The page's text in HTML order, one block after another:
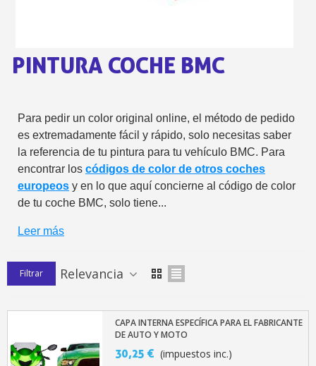
Obtenga su presupuesto
Comparte tus
Gana puntos de
PINTURA COCHE BMC
Para pedir un color original online, el método de pedido
es extremadamente fácil y rápido, solo necesitas saber
la referencia de tu pintura para tu vehículo BMC. Para
encontrar los códigos de color de otros coches
europeos y en lo que aquí concierne al código de color
de tu coche BMC, solo tiene...
Leer más
Filtrar Relevancia
CAPA INTERNA ESPECÍFICA PARA EL FABRICANTE
DE AUTO Y MOTO
30,25 € (impuestos inc.)